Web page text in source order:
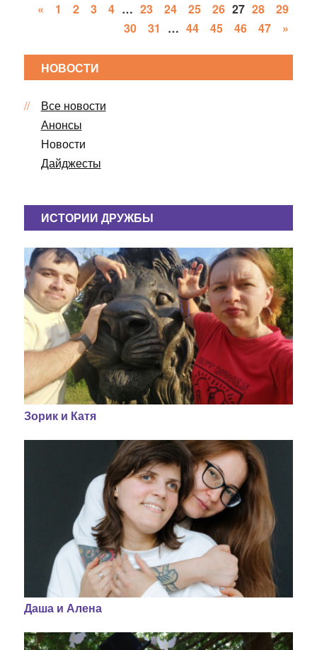
« 1 2 3 4 … 23 24 25 26 27 28
29
30
31 … 44 45 46 47 »
НОВОСТИ
Все новости
Анонсы
Новости
Дайджесты
ИСТОРИИ ДРУЖБЫ
Зорик и Катя
Даша и Алена